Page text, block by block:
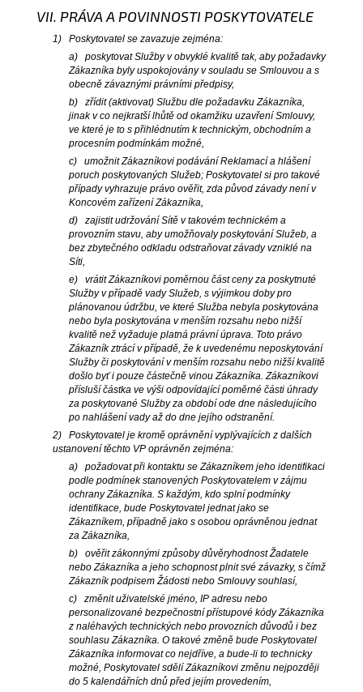
VII. PRÁVA A POVINNOSTI POSKYTOVATELE
1) Poskytovatel se zavazuje zejména:
a) poskytovat Služby v obvyklé kvalitě tak, aby požadavky
Zákazníka byly uspokojovány v souladu se Smlouvou a s
obecně závaznými právními předpisy,
b) zřídit (aktivovat) Službu dle požadavku Zákazníka,
jinak v co nejkratší lhůtě od okamžiku uzavření Smlouvy,
ve které je to s přihlédnutím k technickým, obchodním a
procesním podmínkám možné,
c) umožnit Zákazníkovi podávání Reklamací a hlášení
poruch poskytovaných Služeb; Poskytovatel si pro takové
případy vyhrazuje právo ověřit, zda původ závady není v
Koncovém zařízení Zákazníka,
d) zajistit udržování Sítě v takovém technickém a
provozním stavu, aby umožňovaly poskytování Služeb, a
bez zbytečného odkladu odstraňovat závady vzniklé na
Síti,
e) vrátit Zákazníkovi poměrnou část ceny za poskytnuté
Služby v případě vady Služeb, s výjimkou doby pro
plánovanou údržbu, ve které Služba nebyla poskytována
nebo byla poskytována v menším rozsahu nebo nižší
kvalitě než vyžaduje platná právní úprava. Toto právo
Zákazník ztrácí v případě, že k uvedenému neposkytování
Služby či poskytování v menším rozsahu nebo nižší kvalitě
došlo byť i pouze částečně vinou Zákazníka. Zákazníkovi
přísluší částka ve výši odpovídající poměrné části úhrady
za poskytované Služby za období ode dne následujícího
po nahlášení vady až do dne jejího odstranění.
2) Poskytovatel je kromě oprávnění vyplývajících z dalších
ustanovení těchto VP oprávněn zejména:
a) požadovat při kontaktu se Zákazníkem jeho identifikaci
podle podmínek stanovených Poskytovatelem v zájmu
ochrany Zákazníka. S každým, kdo splní podmínky
identifikace, bude Poskytovatel jednat jako se
Zákazníkem, případně jako s osobou oprávněnou jednat
za Zákazníka,
b) ověřit zákonnými způsoby důvěryhodnost Žadatele
nebo Zákazníka a jeho schopnost plnit své závazky, s čímž
Zákazník podpisem Žádosti nebo Smlouvy souhlasí,
c) změnit uživatelské jméno, IP adresu nebo
personalizované bezpečnostní přístupové kódy Zákazníka
z naléhavých technických nebo provozních důvodů i bez
souhlasu Zákazníka. O takové změně bude Poskytovatel
Zákazníka informovat co nejdříve, a bude-li to technicky
možné, Poskytovatel sdělí Zákazníkovi změnu nejpozději
do 5 kalendářních dnů před jejím provedením,